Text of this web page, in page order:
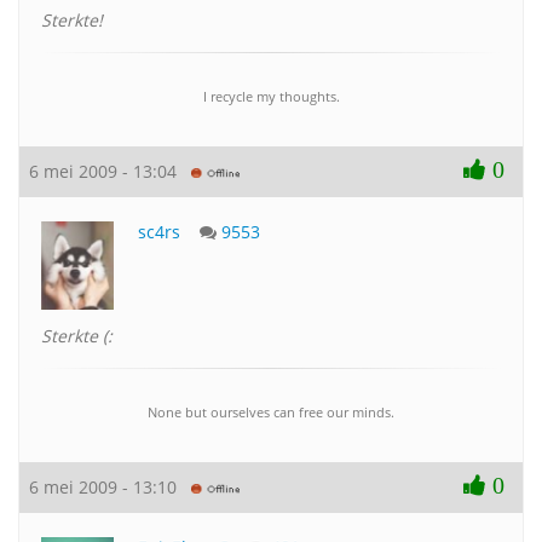
Sterkte!
I recycle my thoughts.
6 mei 2009 - 13:04 0
sc4rs 9553
Sterkte (:
None but ourselves can free our minds.
6 mei 2009 - 13:10 0